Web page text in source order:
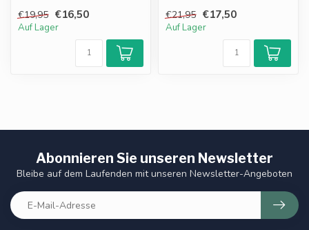
Dermatol...
€19,95 €16,50
Auf Lager
Bioko...
€21,95 €17,50
Auf Lager
Abonnieren Sie unseren Newsletter
Bleibe auf dem Laufenden mit unseren Newsletter-Angeboten